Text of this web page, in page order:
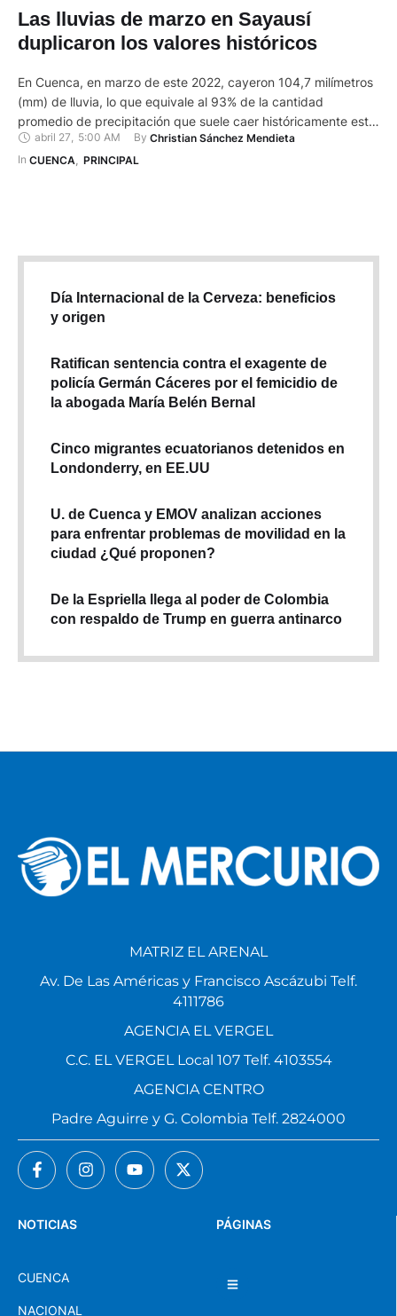
Las lluvias de marzo en Sayausí
duplicaron los valores históricos
En Cuenca, en marzo de este 2022, cayeron 104,7 milímetros
(mm) de lluvia, lo que equivale al 93% de la cantidad
promedio de precipitación que suele caer históricamente este
mes: 112,8 mm. Esto de acuerdo con los registros de la
estación de medición que tiene el Instituto Nacional de
abril 27, 5:00 AM By Christian Sánchez Mendieta
In CUENCA PRINCIPAL
Día Internacional de la Cerveza: beneficios
y origen
Ratifican sentencia contra el exagente de
policía Germán Cáceres por el femicidio de
la abogada María Belén Bernal
Cinco migrantes ecuatorianos detenidos en
Londonderry, en EE.UU
U. de Cuenca y EMOV analizan acciones
para enfrentar problemas de movilidad en la
ciudad ¿Qué proponen?
De la Espriella llega al poder de Colombia
con respaldo de Trump en guerra antinarco
PÁGINAS
NOTICIAS
CUENCA
NACIONAL
MATRIZ EL ARENAL
Av. De Las Américas y Francisco Ascázubi Telf.
4111786
AGENCIA EL VERGEL
C.C. EL VERGEL Local 107 Telf. 4103554
AGENCIA CENTRO
Padre Aguirre y G. Colombia Telf. 2824000